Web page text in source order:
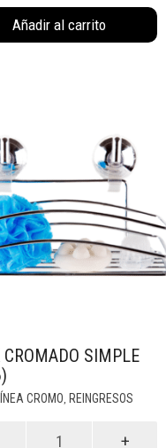
Añadir al carrito
CROMADO SIMPLE
LÍNEA CROMO, REINGRESOS